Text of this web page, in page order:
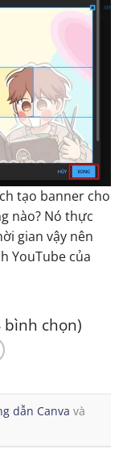
tạo banner cho
nào? Nó thực
gian vậy nên
YouTube của
bình chọn)
dẫn Canva và